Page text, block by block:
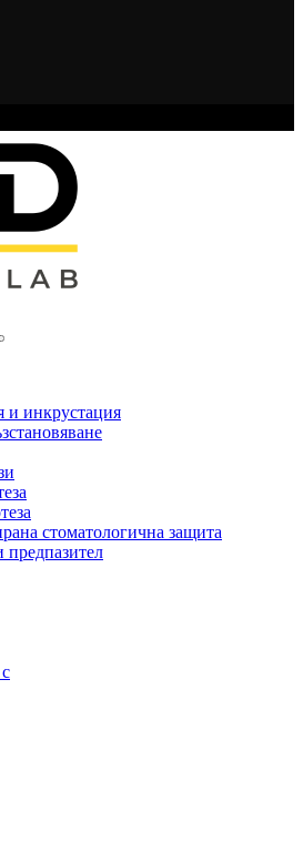
и инкрустация
стоматологична защита
предпазител